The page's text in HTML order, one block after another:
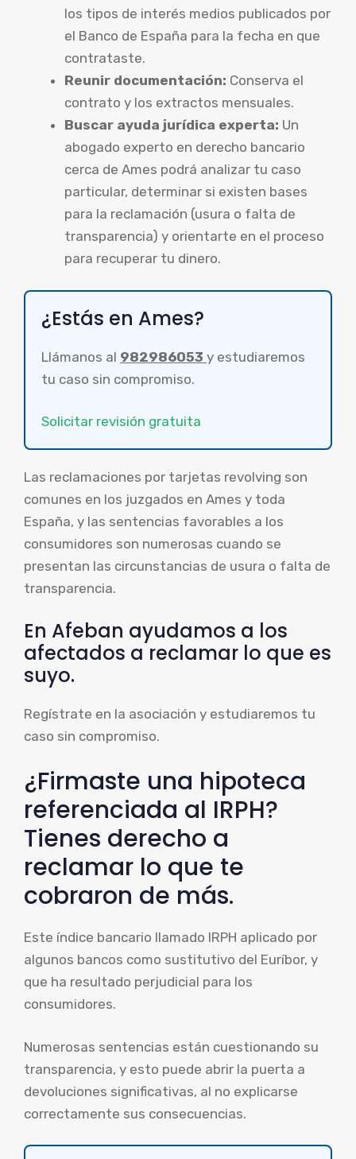
los tipos de interés medios publicados por
el Banco de España para la fecha en que
contrataste.
Reunir documentación: Conserva el
contrato y los extractos mensuales.
Buscar ayuda jurídica experta: Un
abogado experto en derecho bancario
cerca de Ames podrá analizar tu caso
particular, determinar si existen bases
para la reclamación (usura o falta de
transparencia) y orientarte en el proceso
para recuperar tu dinero.
¿Estás en Ames?
Llámanos al 982986053 y estudiaremos
tu caso sin compromiso.
Solicitar revisión gratuita
Las reclamaciones por tarjetas revolving son
comunes en los juzgados en Ames y toda
España, y las sentencias favorables a los
consumidores son numerosas cuando se
presentan las circunstancias de usura o falta de
transparencia.
En Afeban ayudamos a los
afectados a reclamar lo que es
suyo.
Regístrate en la asociación y estudiaremos tu
caso sin compromiso.
¿Firmaste una hipoteca
referenciada al IRPH?
Tienes derecho a
reclamar lo que te
cobraron de más.
Este índice bancario llamado IRPH aplicado por
algunos bancos como sustitutivo del Euríbor, y
que ha resultado perjudicial para los
consumidores.
Numerosas sentencias están cuestionando su
transparencia, y esto puede abrir la puerta a
devoluciones significativas, al no explicarse
correctamente sus consecuencias.